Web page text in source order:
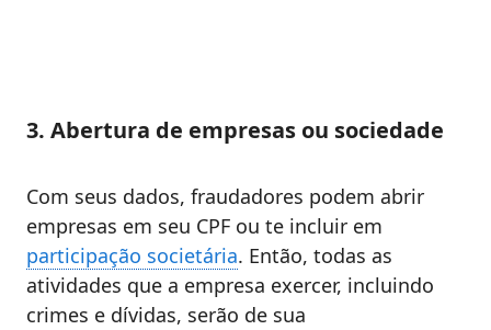
3. Abertura de empresas ou sociedade
Com seus dados, fraudadores podem abrir
empresas em seu CPF ou te incluir em
participação societária. Então, todas as
atividades que a empresa exercer, incluindo
crimes e dívidas, serão de sua